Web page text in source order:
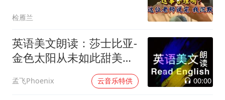
检雁兰
英语美文朗读：莎士比亚-
金色太阳从未如此甜美吻
孟飞Phoenix 云音乐特供 00:00